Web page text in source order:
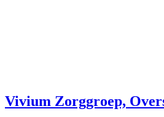
Vivium Zorggroep,